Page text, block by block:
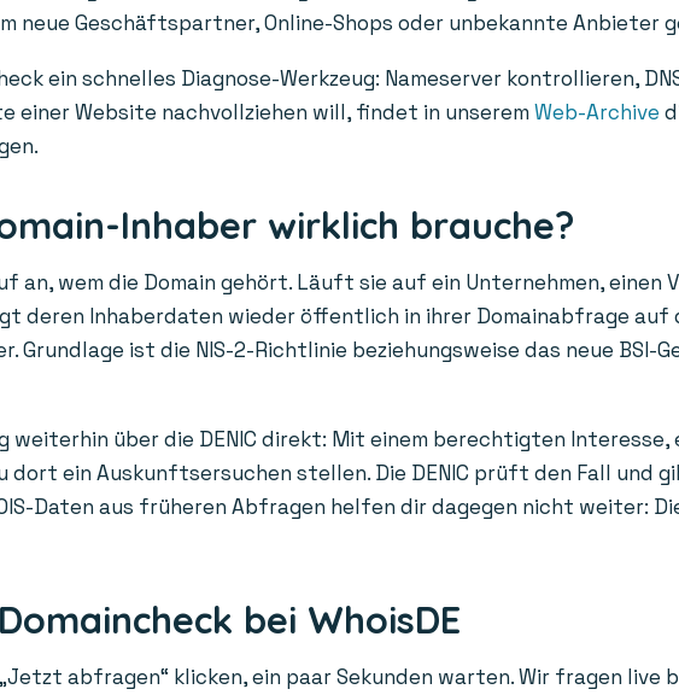
neue Geschäftspartner, Online-Shops oder unbekannte Anbieter
ein schnelles Diagnose-Werkzeug: Nameserver kontrollieren,
einer Website nachvollziehen will, findet in unserem Web-Archive
Inhaber wirklich brauche?
an, wem die Domain gehört. Läuft sie auf ein Unternehmen, einen
deren Inhaberdaten wieder öffentlich in ihrer Domainabfrage auf
Grundlage ist die NIS-2-Richtlinie beziehungsweise das neue BSI-
weiterhin über die DENIC direkt: Mit einem berechtigten
ein Auskunftsersuchen stellen. Die DENIC prüft den Fall und
Daten aus früheren Abfragen helfen dir dagegen nicht weiter:
bei WhoisDE
abfragen“ klicken, ein paar Sekunden warten. Wir fragen live